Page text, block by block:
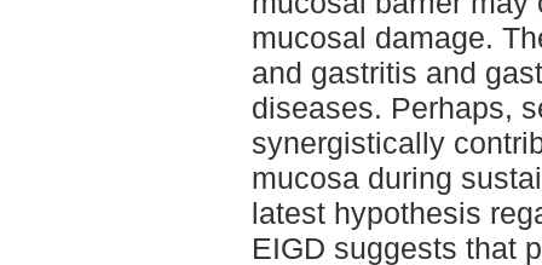
mucosal damage.
and gastritis and
diseases. Perhaps,
synergistically
mucosa during
latest hypothesis
EIGD suggests that